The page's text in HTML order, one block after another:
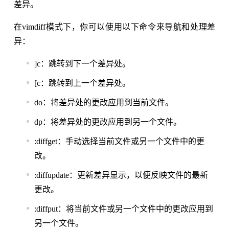
差异。
在vimdiff模式下，你可以使用以下命令来导航和处理差
异：
]c：跳转到下一个差异处。
[c：跳转到上一个差异处。
do：将差异处的更改应用到当前文件。
dp：将差异处的更改应用到另一个文件。
:diffget：手动选择当前文件或另一个文件中的更
改。
:diffupdate：更新差异显示，以便反映文件的最新
更改。
:diffput：将当前文件或另一个文件中的更改应用到
另一个文件。